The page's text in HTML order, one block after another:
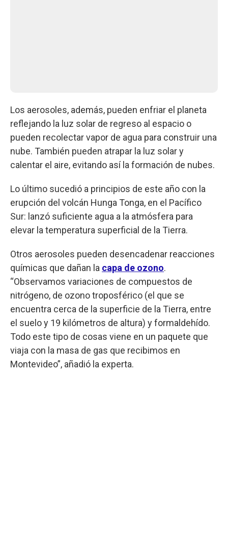
Los aerosoles, además, pueden enfriar el planeta
reflejando la luz solar de regreso al espacio o
pueden recolectar vapor de agua para construir una
nube. También pueden atrapar la luz solar y
calentar el aire, evitando así la formación de nubes.
Lo último sucedió a principios de este año con la
erupción del volcán Hunga Tonga, en el Pacífico
Sur: lanzó suficiente agua a la atmósfera para
elevar la temperatura superficial de la Tierra.
Otros aerosoles pueden desencadenar reacciones
químicas que dañan la capa de ozono.
“Observamos variaciones de compuestos de
nitrógeno, de ozono troposférico (el que se
encuentra cerca de la superficie de la Tierra, entre
el suelo y 19 kilómetros de altura) y formaldehído.
Todo este tipo de cosas viene en un paquete que
viaja con la masa de gas que recibimos en
Montevideo”, añadió la experta.